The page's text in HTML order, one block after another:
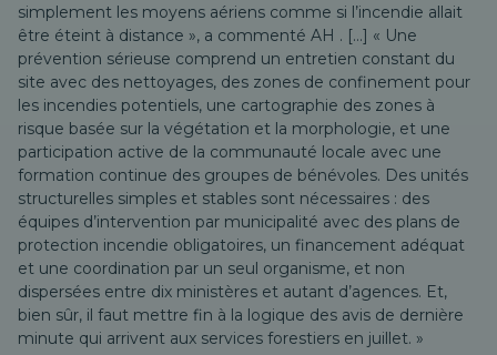
simplement les moyens aériens comme si l’incendie allait
être éteint à distance », a commenté AH . […] « Une
prévention sérieuse comprend un entretien constant du
site avec des nettoyages, des zones de confinement pour
les incendies potentiels, une cartographie des zones à
risque basée sur la végétation et la morphologie, et une
participation active de la communauté locale avec une
formation continue des groupes de bénévoles. Des unités
structurelles simples et stables sont nécessaires : des
équipes d’intervention par municipalité avec des plans de
protection incendie obligatoires, un financement adéquat
et une coordination par un seul organisme, et non
dispersées entre dix ministères et autant d’agences. Et,
bien sûr, il faut mettre fin à la logique des avis de dernière
minute qui arrivent aux services forestiers en juillet. »